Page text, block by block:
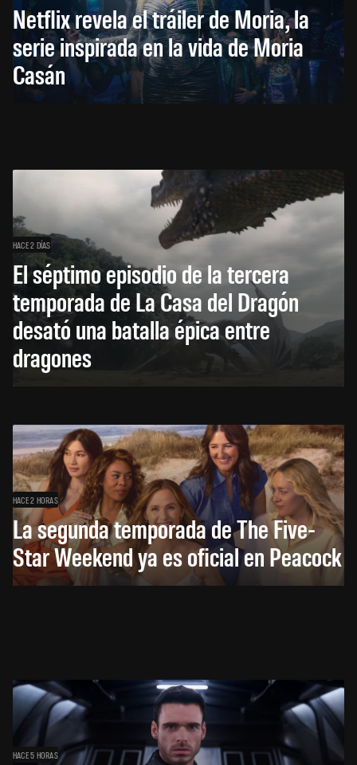
Netflix revela el tráiler de Moria, la
serie inspirada en la vida de Moria
Casán
HACE 2 DÍAS
El séptimo episodio de la tercera
temporada de La Casa del Dragón
desató una batalla épica entre
dragones
HACE 2 HORAS
La segunda temporada de The Five-
Star Weekend ya es oficial en Peacock
HACE 5 HORAS